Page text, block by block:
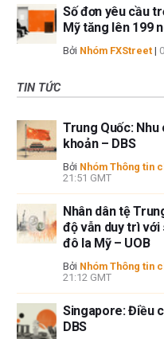
Số đơn yêu cầu
Mỹ tăng lên 199
Bởi Nhóm FXStreet |
TIN TỨC
Trung Quốc: Nhu
khoản – DBS
Bởi Nhóm Thông tin
21:51 GMT
Nhân dân tệ
độ vẫn duy trì
đô la Mỹ – UOB
Bởi Nhóm Thông tin
21:12 GMT
Singapore: Điều
DBS